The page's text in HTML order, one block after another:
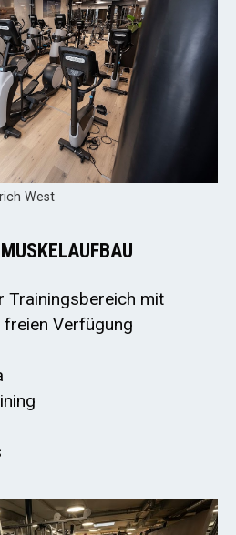
West
Trainingsbereich mit
freien Verfügung